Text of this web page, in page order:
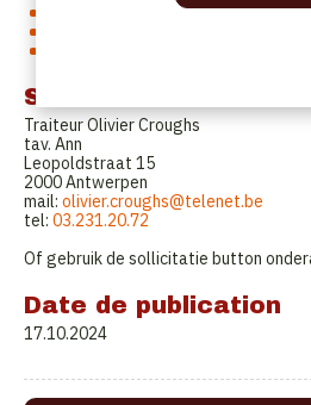
26,5 uren/week van ma tot vrijdag
Solliciteren
Traiteur Olivier Croughs
tav. Ann
Leopoldstraat 15
2000 Antwerpen
mail: olivier.croughs@telenet.be
tel: 03.231.20.72
Of gebruik de sollicitatie button
Date de publication
17.10.2024